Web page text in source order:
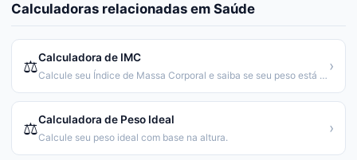
Calculadoras relacionadas em Saúde
⚖️Calculadora de IMC
Calcule seu Índice de Massa Corporal e saiba se seu peso está saudável.
›
⚖️Calculadora de Peso Ideal
Calcule seu peso ideal com base na altura.
›